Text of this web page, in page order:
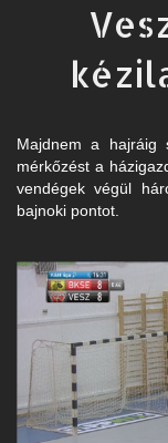
Majdnem a hajráig
mérkőzést a
vendégek végül
bajnoki pontot.